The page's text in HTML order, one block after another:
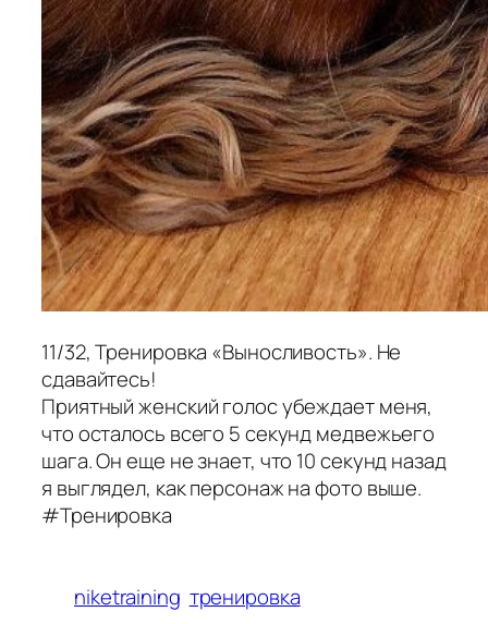
11/32, Тренировка «Выносливость». Не
сдавайтесь!
Приятный женский голос убеждает меня,
что осталось всего 5 секунд медвежьего
шага. Он еще не знает, что 10 секунд назад
я выглядел, как персонаж на фото выше.
#Тренировка
niketraining тренировка